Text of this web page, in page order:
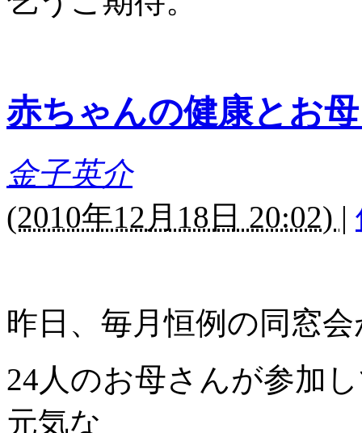
赤ちゃんの健康とお
金子英介
(2010年12月18日 20:02) |
昨日、毎月恒例の同窓
24人のお母さんが参加
元気な